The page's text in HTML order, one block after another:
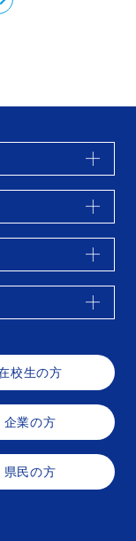
校生の方
企業の方
県民の方